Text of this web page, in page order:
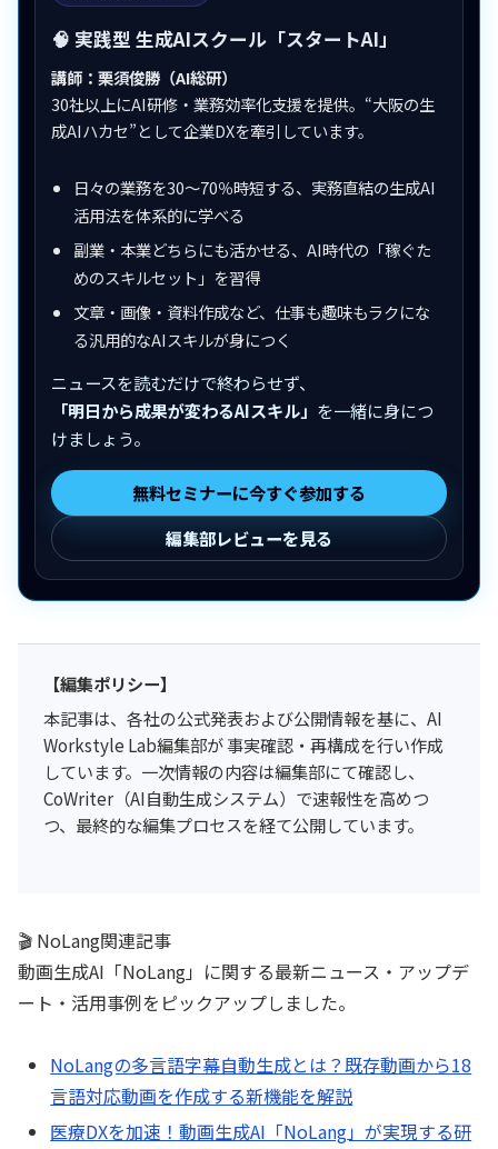
🧠 実践型 生成AIスクール「スタートAI」
講師：栗須俊勝（AI総研）
30社以上にAI研修・業務効率化支援を提供。“大阪の生
成AIハカセ”として企業DXを牽引しています。
日々の業務を30〜70％時短する、実務直結の生成AI
活用法を体系的に学べる
副業・本業どちらにも活かせる、AI時代の「稼ぐた
めのスキルセット」を習得
文章・画像・資料作成など、仕事も趣味もラクにな
る汎用的なAIスキルが身につく
ニュースを読むだけで終わらせず、
「明日から成果が変わるAIスキル」 を一緒に身につ
けましょう。
無料セミナーに今すぐ参加する
編集部レビューを見る
【編集ポリシー】
本記事は、各社の公式発表および公開情報を基に、AI
Workstyle Lab編集部が 事実確認・再構成を行い作成
しています。一次情報の内容は編集部にて確認し、
CoWriter（AI自動生成システム）で速報性を高めつ
つ、最終的な編集プロセスを経て公開しています。
🎬 NoLang関連記事
動画生成AI「NoLang」に関する最新ニュース・アップデ
ート・活用事例をピックアップしました。
NoLangの多言語字幕自動生成とは？既存動画から18
言語対応動画を作成する新機能を解説
医療DXを加速！動画生成AI「NoLang」が実現する研